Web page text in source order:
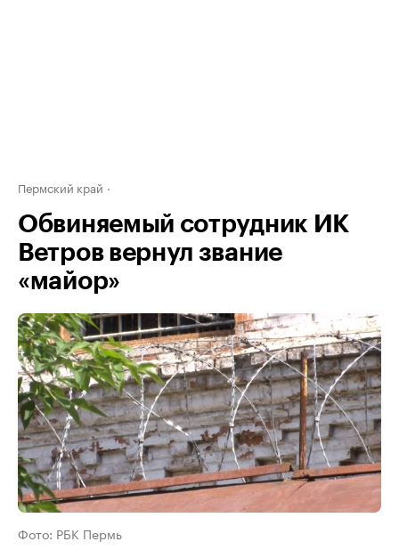
Пермский край
Обвиняемый сотрудник ИК
Ветров вернул звание
«майор»
Фото: РБК Пермь